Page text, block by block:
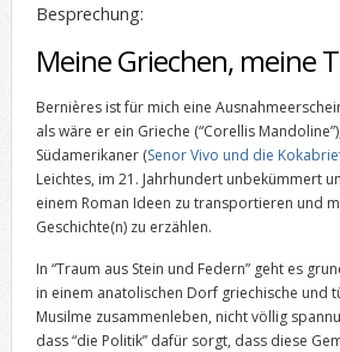
Besprechung:
Meine Griechen, meine
Bernières ist für mich eine
als wäre er ein Grieche (“Corellis
Südamerikaner (Senor Vivo und die
Leichtes, im 21. Jahrhundert unbekümmert
einem Roman Ideen zu transportieren und
Geschichte(n) zu erzählen.
In “Traum aus Stein und Federn” geht es
in einem anatolischen Dorf griechische und
Musilme zusammenleben, nicht völlig
dass “die Politik” dafür sorgt, dass diese